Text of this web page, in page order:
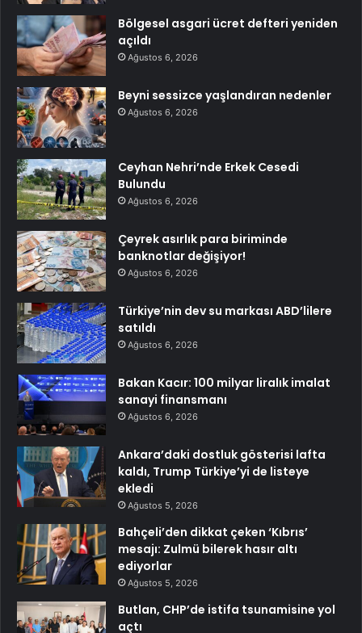
Bölgesel asgari ücret defteri yeniden
açıldı
Ağustos 6, 2026
Beyni sessizce yaşlandıran nedenler
Ağustos 6, 2026
Ceyhan Nehri’nde Erkek Cesedi
Bulundu
Ağustos 6, 2026
Çeyrek asırlık para biriminde
banknotlar değişiyor!
Ağustos 6, 2026
Türkiye’nin dev su markası ABD’lilere
satıldı
Ağustos 6, 2026
Bakan Kacır: 100 milyar liralık imalat
sanayi finansmanı
Ağustos 6, 2026
Ankara’daki dostluk gösterisi lafta
kaldı, Trump Türkiye’yi de listeye
ekledi
Ağustos 5, 2026
Bahçeli’den dikkat çeken ‘Kıbrıs’
mesajı: Zulmü bilerek hasır altı
ediyorlar
Ağustos 5, 2026
Butlan, CHP’de istifa tsunamisine yol
açtı